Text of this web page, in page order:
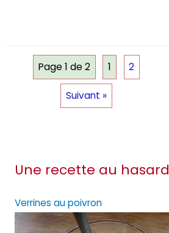
Page 1 de 2 1 2
Suivant »
Une recette au hasard
Verrines au poivron